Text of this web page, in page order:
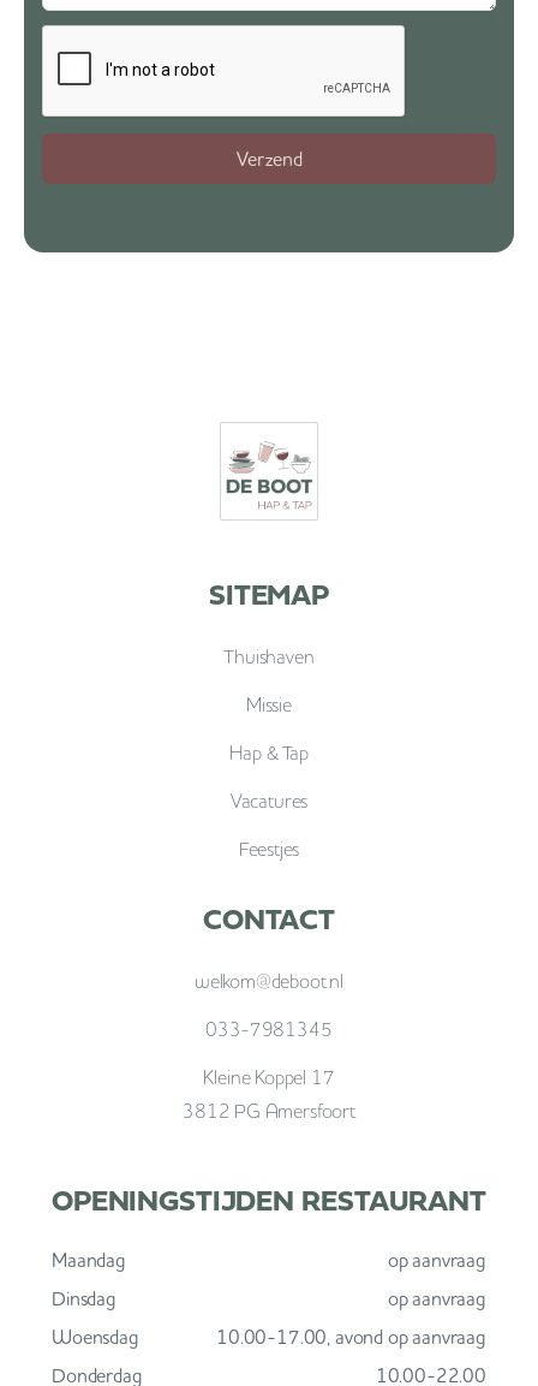
SITEMAP
Thuishaven
Missie
Hap & Tap
Vacatures
Feestjes
CONTACT
welkom@deboot.nl
033-7981345
Kleine Koppel 17
3812 PG Amersfoort
OPENINGSTIJDEN RESTAURANT
Maandag
op aanvraag
Dinsdag
op aanvraag
Woensdag
10.00-17.00, avond op aanvraag
Donderdag
10.00-22.00